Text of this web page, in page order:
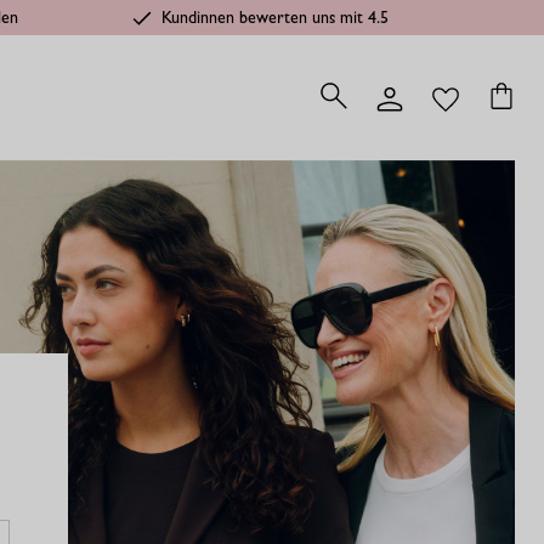
Kundinnen bewerten uns mit 4.5